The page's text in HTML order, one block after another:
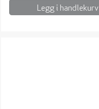
Legg i handlekurv